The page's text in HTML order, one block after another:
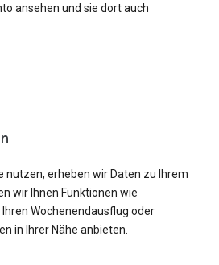
ansehen und sie dort auch
nutzen, erheben wir Daten zu Ihrem
wir Ihnen Funktionen wie
Wochenendausflug oder
in Ihrer Nähe anbieten.